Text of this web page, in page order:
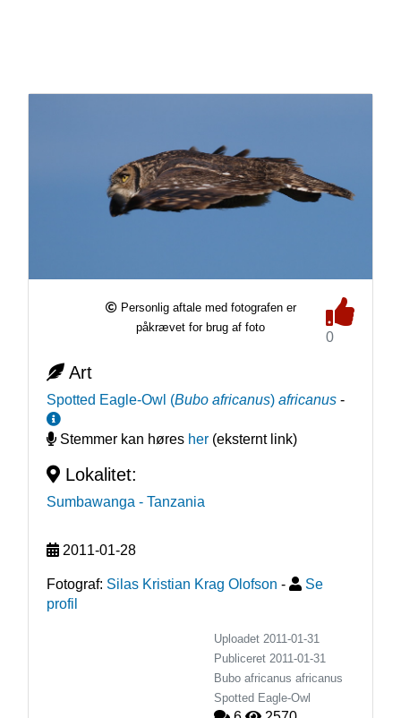
Personlig aftale med fotografen er
påkrævet for brug af foto
0
Art
Spotted Eagle-Owl (Bubo africanus) africanus -
Stemmer kan høres her(eksternt link)
Lokalitet:
Sumbawanga - Tanzania
2011-01-28
Fotograf: Silas Kristian Krag Olofson -
Se
profil
Uploadet 2011-01-31
Publiceret 2011-01-31
Bubo africanus africanus
Spotted Eagle-Owl